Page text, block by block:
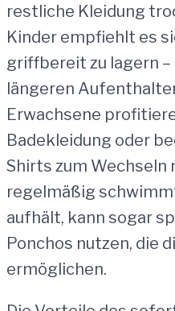
restliche Kleidung
Kinder empfiehlt es
griffbereit zu lagern
längeren
Erwachsene
Badekleidung oder
Shirts zum Wechseln
regelmäßig
aufhält, kann sogar
Ponchos nutzen, die
ermöglichen.